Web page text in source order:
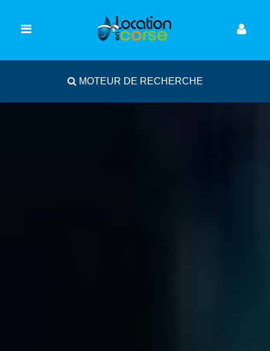
MOTEUR DE RECHERCHE